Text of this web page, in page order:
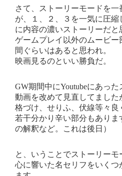
さて、ストーリーモードを
が、１、２、３を一気に圧
に内容の濃いストーリーだと
ゲームプレイ以外のムービ
間ぐらいはあると思われ。
映画見るのといい勝負だ。
GW期間中にYoutubeにあっ
動画を改めて見直してまし
格づけ、せりふ、伏線等々良
若干分かり辛い部分もありま
の解釈など。これは後日）
と、いうことでストーリー
心に響いた名セリフをいく